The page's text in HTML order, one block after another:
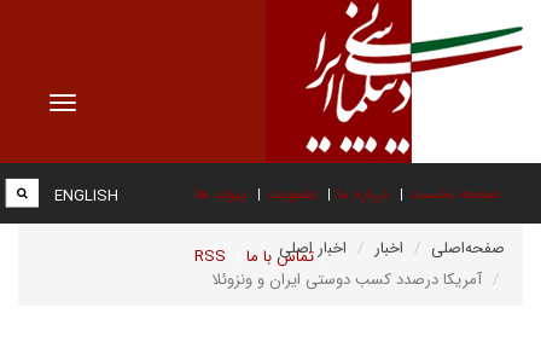
Toggle
صفحه نخست درباره ما عضویت پیوند ها
تماس با ما RSS
ENGLISH
صفحه‌اصلی اخبار
اخبار اصلی
آمریکا درصدد کسب دوستی ایران و ونزوئلا